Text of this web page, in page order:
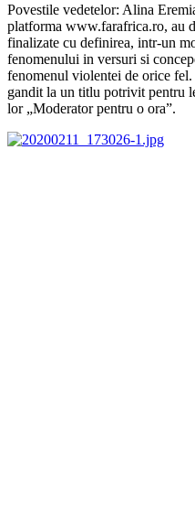
Povestile vedetelor: Alina
platforma www.farafrica.ro, au
finalizate cu definirea, intr-un
fenomenului in versuri si
fenomenul violentei de orice
gandit la un titlu potrivit pentru
lor „Moderator pentru o ora”.